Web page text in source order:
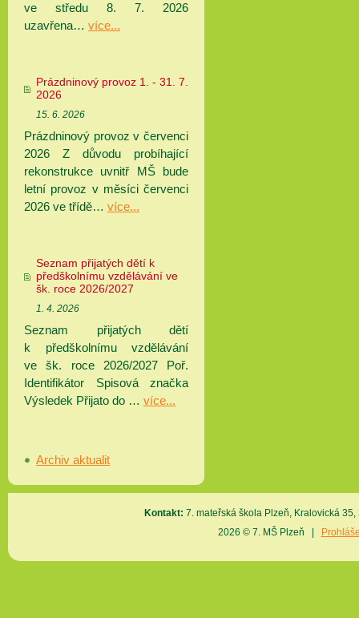
ve středu 8. 7. 2026
uzavřena… více...
Prázdninový provoz 1. - 31. 7.
2026
15. 6. 2026
Prázdninový provoz v červenci
2026 Z důvodu probíhající
rekonstrukce uvnitř MŠ bude
letní provoz v měsíci červenci
2026 ve třídě… více...
Seznam přijatých dětí k
předškolnímu vzdělávání ve
šk. roce 2026/2027
1. 4. 2026
Seznam přijatých dětí
k předškolnímu vzdělávání
ve šk. roce 2026/2027 Poř.
Identifikátor Spisová značka
Výsledek Přijato do … více...
Archiv aktualit
Kontakt: 7. mateřská škola Plzeň, Kralovická
2026 © 7. MŠ Plzeň |